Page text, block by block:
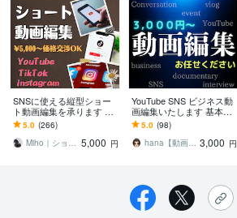
SNSに使える縦型ショー
ト動画編集を承ります 元
企業のSNS担当がニーズ
に合わせたお洒落な動画
に仕上げます
5.0 (266)
Miho｜ショート動画編集・SNS 5,000 円
YouTube SNS ビジネス動
画編集いたします 基本を
大切に分かりやすく丁寧
に対応させていただきま
す！
5.0 (98)
hana【動画編集】 3,000 円